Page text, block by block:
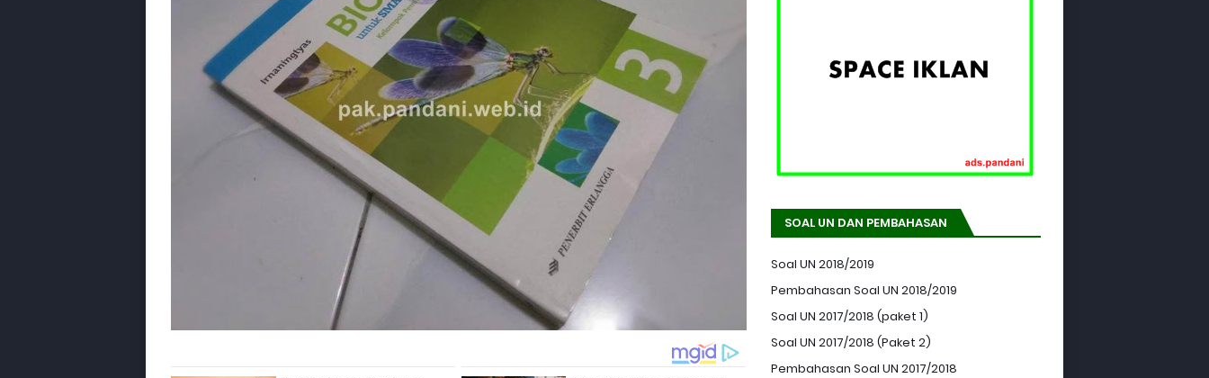
SOAL UN DAN PEMBAHASAN
Soal UN 2018/2019
Pembahasan Soal UN 2018/2019
Soal UN 2017/2018 (paket 1)
Soal UN 2017/2018 (Paket 2)
Pembahasan Soal UN 2017/2018